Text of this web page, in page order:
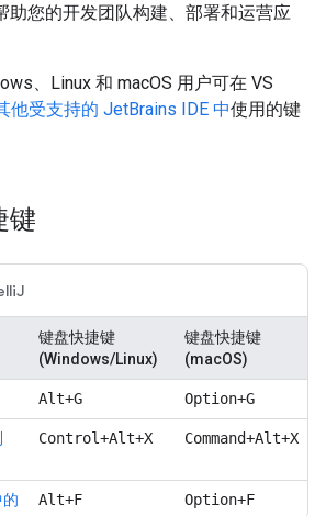
助您的开发团队构建、部署和运营应
、Linux 和 macOS 用户可在 VS
他受支持的 JetBrains IDE 中使用的键
键
键盘快捷键
(Windows/Linux)
键盘快捷键
(macOS)
Alt+G Option+G
Control+Alt+X Command+Alt+X
Alt+F Option+F